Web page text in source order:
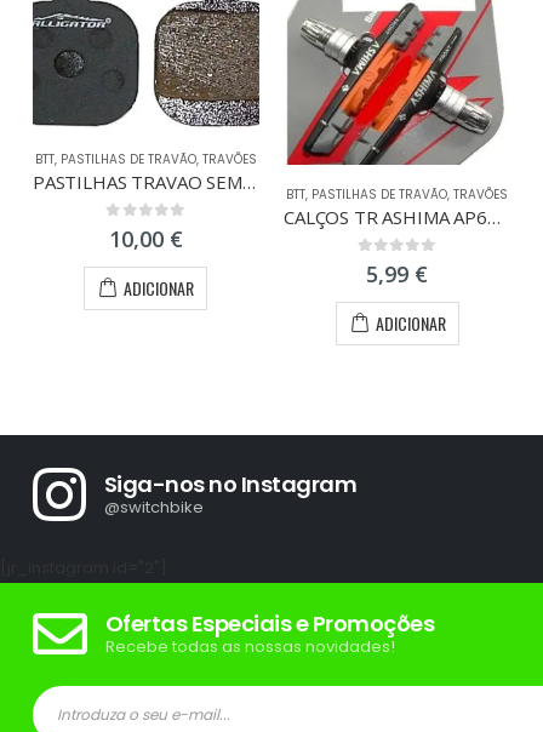
BTT, PASTILHAS DE TRAVÃO, TRAVÕES
PASTILHAS TRAVAO SEMI-METAL TEKTRO IO
0out of 5
10,00 €
ADICIONAR
BTT, PASTILHAS DE TRAVÃO,TRAVÕES
CALÇOS TR ASHIMA AP65CV-HU
out of 5
5,99 €
ADICIONAR
Siga-nos no Instagram
@switchbike
Ofertas Especiais e Promoções
Recebe todas as nossas novidades!